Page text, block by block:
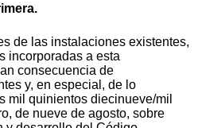
de las instalaciones existentes,
incorporadas a esta
consecuencia de
y, en especial, de lo
mil quinientos diecinueve/mil
de nueve de agosto, sobre